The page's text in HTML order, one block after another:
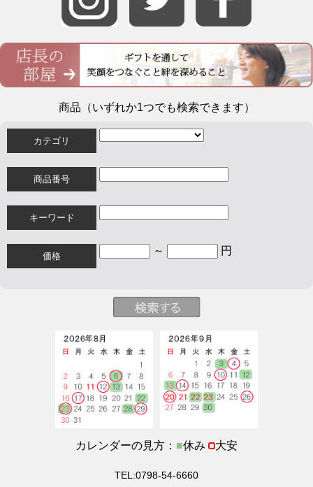
商品（いずれか1つでも検索できます）
カテゴリ
商品番号
キーワード
価格 ～ 円
カレンダーの見方： ■休み 大安
TEL:0798-54-6660